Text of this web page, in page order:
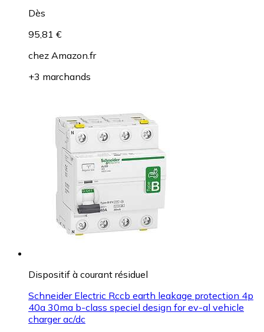
Dès
95,81 €
chez Amazon.fr
+3 marchands
Dispositif à courant résiduel
Schneider Electric Rccb earth leakage protection 4p
40a 30ma b-class speciel design for ev-al vehicle
charger ac/dc